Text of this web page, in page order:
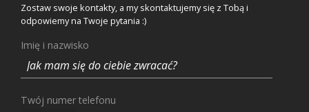
Zostaw swoje kontakty, a my skontaktujemy się z Tobą i
odpowiemy na Twoje pytania :)
Imię i nazwisko
Twój numer telefonu